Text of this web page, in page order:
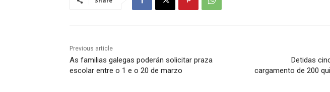
Previous article
As familias galegas poderán solicitar praza
escolar entre o 1 e o 20 de marzo
Detidas
cargamento de 200